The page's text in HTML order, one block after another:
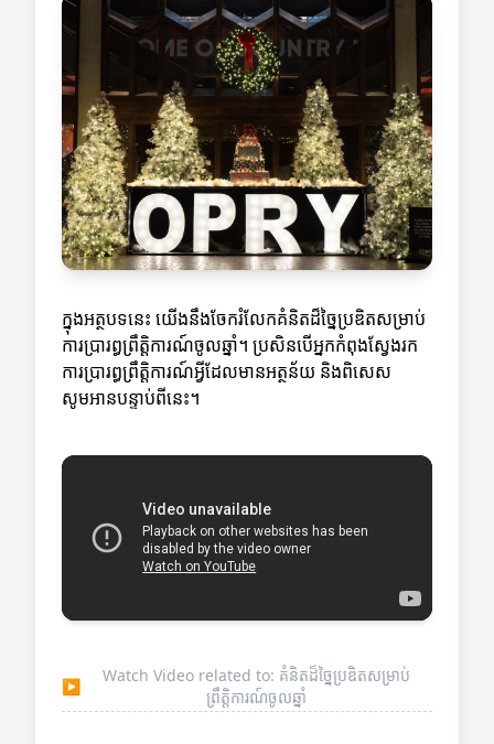
ក្នុងអត្ថបទនេះ យើងនឹងចែករំលែកគំនិតដ៏ច្នៃប្រឌិតសម្រាប់
ការប្រារព្ធព្រឹត្តិការណ៍ចូលឆ្នាំ។ ប្រសិនបើអ្នកកំពុងស្វែងរក
ការប្រារព្ធព្រឹត្តិការណ៍អ្វីដែលមានអត្ថន័យ និងពិសេស
សូមអានបន្ទាប់ពីនេះ។
▶
Watch Video related to: គំនិតដ៏ច្នៃប្រឌិតសម្រាប់
ព្រឹត្តិការណ៍ចូលឆ្នាំ